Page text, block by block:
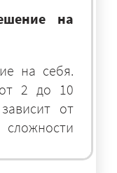
на
на себя.
от 2 до 10
от